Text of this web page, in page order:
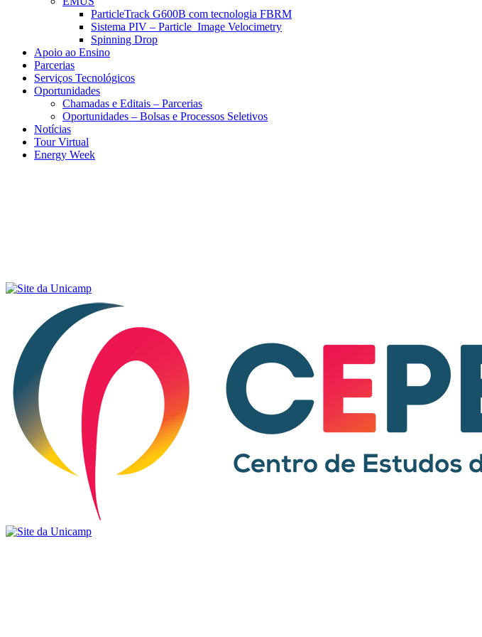
ParticleTrack G600B com tecnologia FBRM
Sistema PIV – Particle Image Velocimetry
Spinning Drop
Apoio ao Ensino
Parcerias
Serviços Tecnológicos
Oportunidades
Chamadas e Editais – Parcerias
Oportunidades – Bolsas e Processos Seletivos
Notícias
Tour Virtual
Energy Week